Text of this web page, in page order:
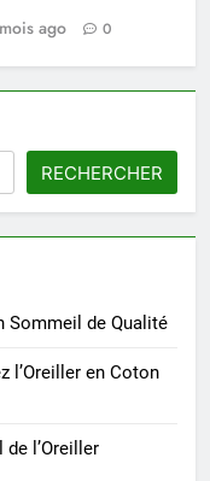
ago 0
RECHERCHER
Sommeil de Qualité
l’Oreiller en Coton
l’Oreiller